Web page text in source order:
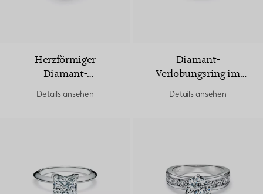
Herzförmiger
Diamant-
Verlobungsring in
Details ansehen
Diamant-
Verlobungsring im
Smaragdschliff in
Details ansehen